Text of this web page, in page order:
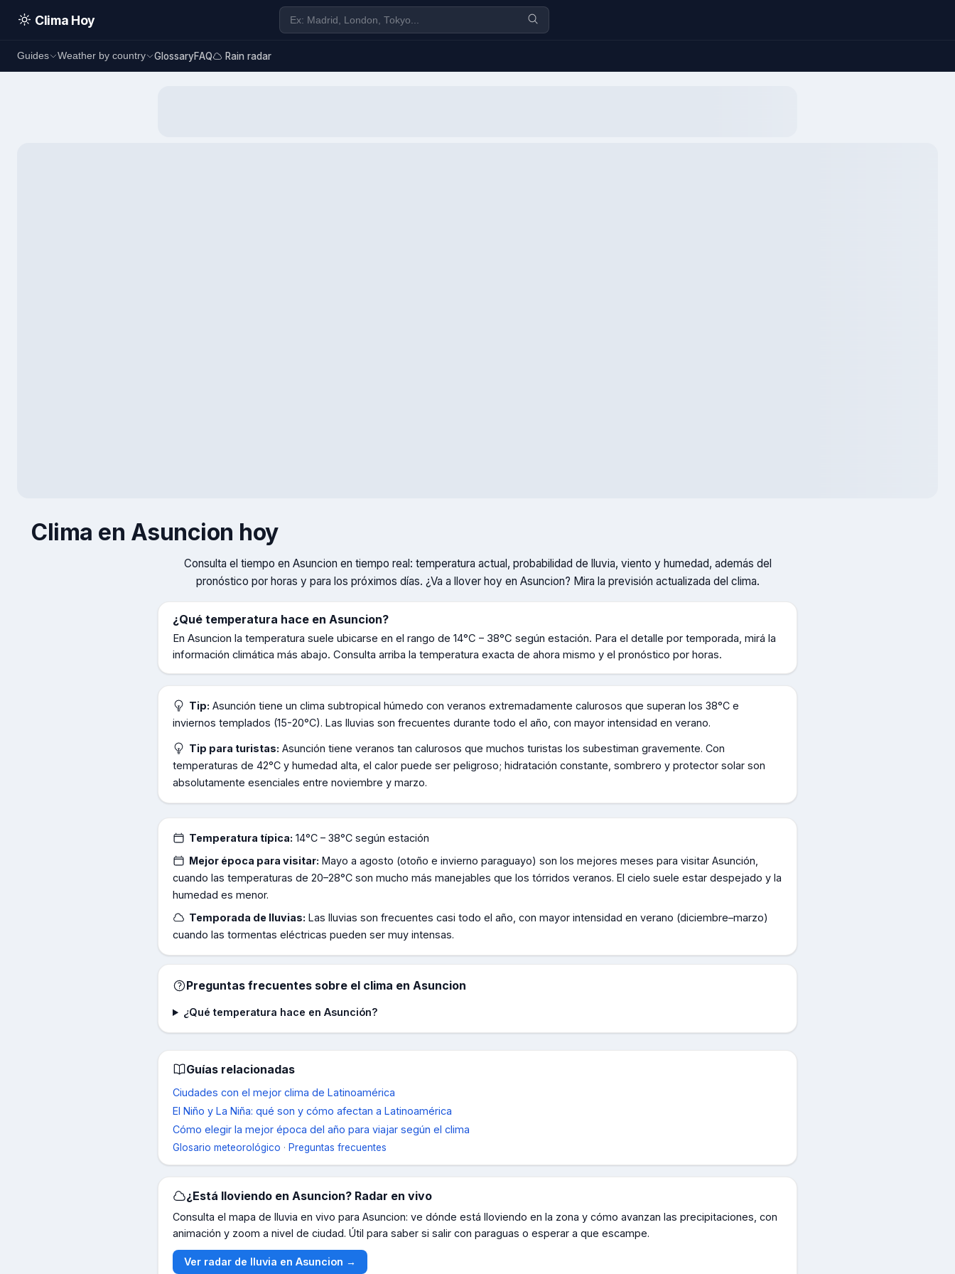
Clima Hoy
Guides Weather by country GlossaryFAQ Rain radar
Clima en Asuncion hoy
Consulta el tiempo en Asuncion en tiempo real: temperatura actual, probabilidad de lluvia, viento y humedad, además del
pronóstico por horas y para los próximos días. ¿Va a llover hoy en Asuncion? Mira la previsión actualizada del clima.
¿Qué temperatura hace en Asuncion?
En Asuncion la temperatura suele ubicarse en el rango de 14°C – 38°C según estación. Para el detalle por temporada, mirá la
información climática más abajo. Consulta arriba la temperatura exacta de ahora mismo y el pronóstico por horas.
Tip: Asunción tiene un clima subtropical húmedo con veranos extremadamente calurosos que superan los 38°C e
inviernos templados (15-20°C). Las lluvias son frecuentes durante todo el año, con mayor intensidad en verano.
Tip para turistas: Asunción tiene veranos tan calurosos que muchos turistas los subestiman gravemente. Con
temperaturas de 42°C y humedad alta, el calor puede ser peligroso; hidratación constante, sombrero y protector solar son
absolutamente esenciales entre noviembre y marzo.
Temperatura típica: 14°C – 38°C según estación
Mejor época para visitar: Mayo a agosto (otoño e invierno paraguayo) son los mejores meses para visitar Asunción,
cuando las temperaturas de 20–28°C son mucho más manejables que los tórridos veranos. El cielo suele estar despejado y la
humedad es menor.
Temporada de lluvias: Las lluvias son frecuentes casi todo el año, con mayor intensidad en verano (diciembre–marzo)
cuando las tormentas eléctricas pueden ser muy intensas.
Preguntas frecuentes sobre el clima enAsuncion
¿Qué temperatura hace en Asunción?
Guías relacionadas
Ciudades con el mejor clima de Latinoamérica
El Niño y La Niña: qué son y cómo afectan a Latinoamérica
Cómo elegir la mejor época del año para viajar según el clima
Glosario meteorológico · Preguntas frecuentes
¿Está lloviendo enAsuncion? Radar en vivo
Consulta el mapa de lluvia en vivo para Asuncion: ve dónde está lloviendo en la zona y cómo avanzan las precipitaciones, con
animación y zoom a nivel de ciudad. Útil para saber si salir con paraguas o esperar a que escampe.
Ver radar de lluvia en Asuncion →